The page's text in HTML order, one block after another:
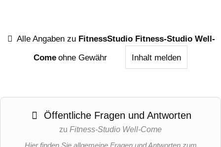
Alle Angaben zu FitnessStudio Fitness-Studio Well-
Come ohne Gewähr Inhalt melden
Öffentliche Fragen und Antworten
zu Fitness-Studio Well-Come